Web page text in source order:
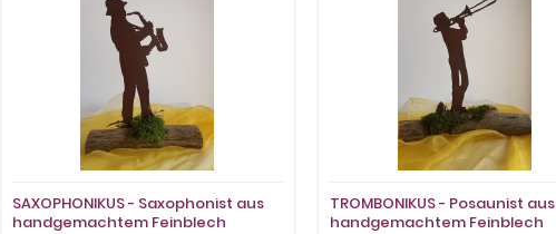
SAXOPHONIKUS - Saxophonist aus
handgemachtem Feinblech
TROMBONIKUS - Posaunist aus
handgemachtem Feinblech